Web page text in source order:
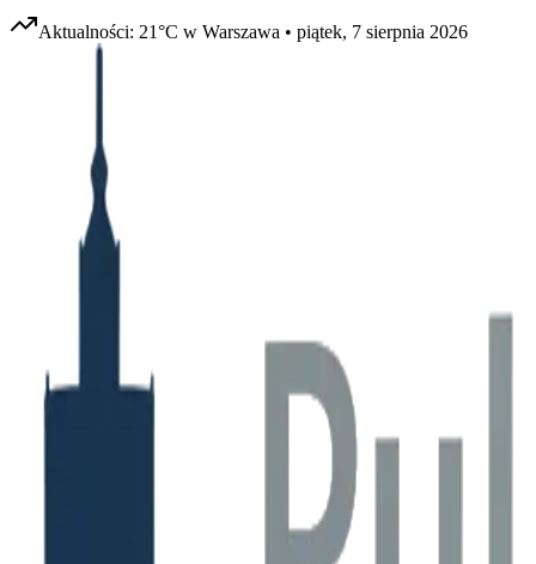
Aktualności: 21°C w Warszawa • piątek, 7 sierpnia 2026